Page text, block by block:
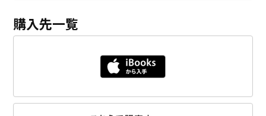
購入先一覧